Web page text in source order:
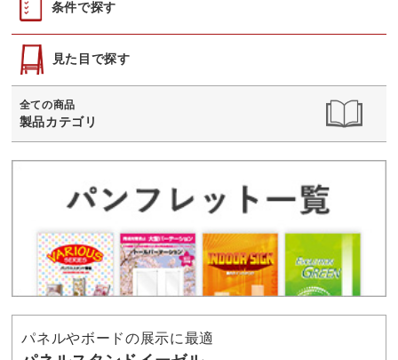
条件で探す
見た目で探す
全ての商品
製品カテゴリ
パネルやボードの展示に最適